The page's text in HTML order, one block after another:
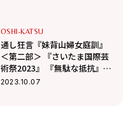
OSHI-KATSU
通し狂言『妹背山婦女庭訓』
＜第二部＞ 『さいたま国際芸
術祭2023』 『無駄な抵抗』
【伊達なつめさんの一押しス
2023.10.07